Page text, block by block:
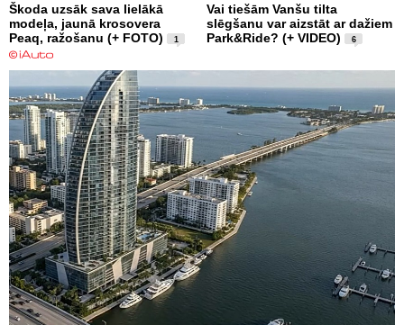
Škoda uzsāk sava lielākā
modeļa, jaunā krosovera
Peaq, ražošanu (+ FOTO)
1
Vai tiešām Vanšu tilta
slēgšanu var aizstāt ar dažiem
Park&Ride? (+ VIDEO)
6